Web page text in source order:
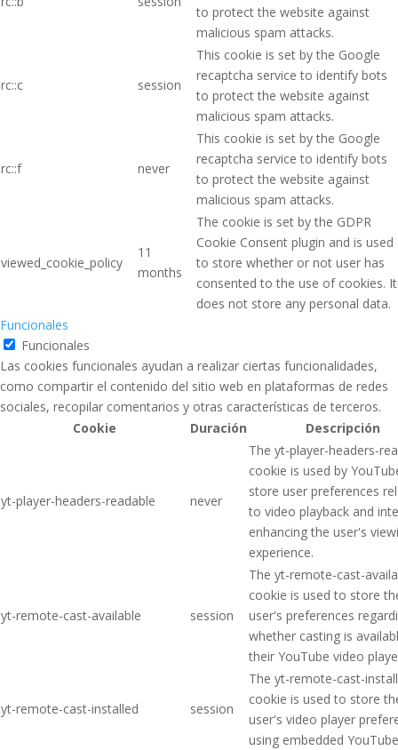
to protect the website against
malicious spam attacks.
rc::c session
This cookie is set by the Google
recaptcha service to identify bots
to protect the website against
malicious spam attacks.
rc::f never
This cookie is set by the Google
recaptcha service to identify bots
to protect the website against
malicious spam attacks.
viewed_cookie_policy
11
months
The cookie is set by the GDPR
Cookie Consent plugin and is used
to store whether or not user has
consented to the use of cookies. It
does not store any personal data.
Funcionales
Funcionales
Las cookies funcionales ayudan a realizar ciertas funcionalidades,
como compartir el contenido del sitio web en plataformas de redes
sociales, recopilar comentarios y otras características de terceros.
Cookie
Duración Descripción
yt-player-headers-readable never
The yt-player-headers-
cookie is used by
store user preferences
to video playback and
enhancing the user's
experience.
yt-remote-cast-available session
The yt-remote-cast-
cookie is used to store
user's preferences
whether casting is
their YouTube video
yt-remote-cast-installed session
The yt-remote-cast-
cookie is used to store
user's video player
using embedded